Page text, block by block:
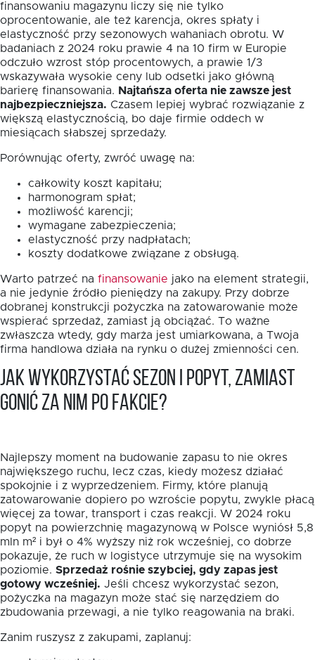
finansowaniu magazynu liczy się nie tylko
oprocentowanie, ale też karencja, okres spłaty i
elastyczność przy sezonowych wahaniach obrotu. W
badaniach z 2024 roku prawie 4 na 10 firm w Europie
odczuło wzrost stóp procentowych, a prawie 1/3
wskazywała wysokie ceny lub odsetki jako główną
barierę finansowania. Najtańsza oferta nie zawsze jest
najbezpieczniejsza. Czasem lepiej wybrać rozwiązanie z
większą elastycznością, bo daje firmie oddech w
miesiącach słabszej sprzedaży.
Porównując oferty, zwróć uwagę na:
całkowity koszt kapitału;
harmonogram spłat;
możliwość karencji;
wymagane zabezpieczenia;
elastyczność przy nadpłatach;
koszty dodatkowe związane z obsługą.
Warto patrzeć na finansowanie jako na element strategii,
a nie jedynie źródło pieniędzy na zakupy. Przy dobrze
dobranej konstrukcji pożyczka na zatowarowanie może
wspierać sprzedaż, zamiast ją obciążać. To ważne
zwłaszcza wtedy, gdy marża jest umiarkowana, a Twoja
firma handlowa działa na rynku o dużej zmienności cen.
Jak wykorzystać sezon i popyt, zamiast
gonić za nim po fakcie?
Najlepszy moment na budowanie zapasu to nie okres
największego ruchu, lecz czas, kiedy możesz działać
spokojnie i z wyprzedzeniem. Firmy, które planują
zatowarowanie dopiero po wzroście popytu, zwykle płacą
więcej za towar, transport i czas reakcji. W 2024 roku
popyt na powierzchnię magazynową w Polsce wyniósł 5,8
mln m² i był o 4% wyższy niż rok wcześniej, co dobrze
pokazuje, że ruch w logistyce utrzymuje się na wysokim
poziomie. Sprzedaż rośnie szybciej, gdy zapas jest
gotowy wcześniej. Jeśli chcesz wykorzystać sezon,
pożyczka na magazyn może stać się narzędziem do
zbudowania przewagi, a nie tylko reagowania na braki.
Zanim ruszysz z zakupami, zaplanuj: